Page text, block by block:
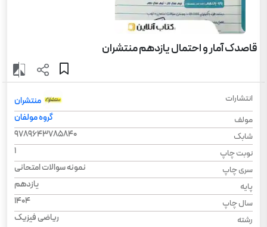
قاصدک آمار و احتمال یازدهم منتشران
انتشارات
منتشران
مولف
گروه مولفان
شابک
9789643785840
نوبت چاپ
1
سری چاپ
نمونه سوالات امتحانی
پایه
یازدهم
سال چاپ
1404
رشته
ریاضی فیزیک